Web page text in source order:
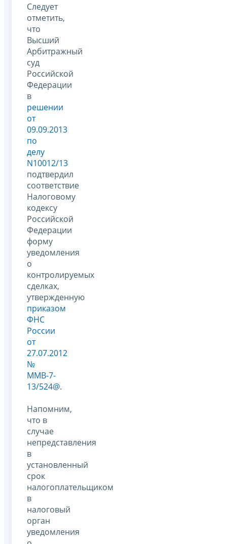
Следует
отметить,
что
Высший
Арбитражный
суд
Российской
Федерации
в
решении
от
09.09.2013
по
делу
N10012/13
подтвердил
соответствие
Налоговому
кодексу
Российской
Федерации
форму
уведомления
о
контролируемых
сделках,
утвержденную
приказом
ФНС
России
от
27.07.2012
№
ММВ-7-
13/524@.
Напомним,
что в
случае
непредставления
в
установленный
срок
налогоплательщиком
в
налоговый
орган
уведомления